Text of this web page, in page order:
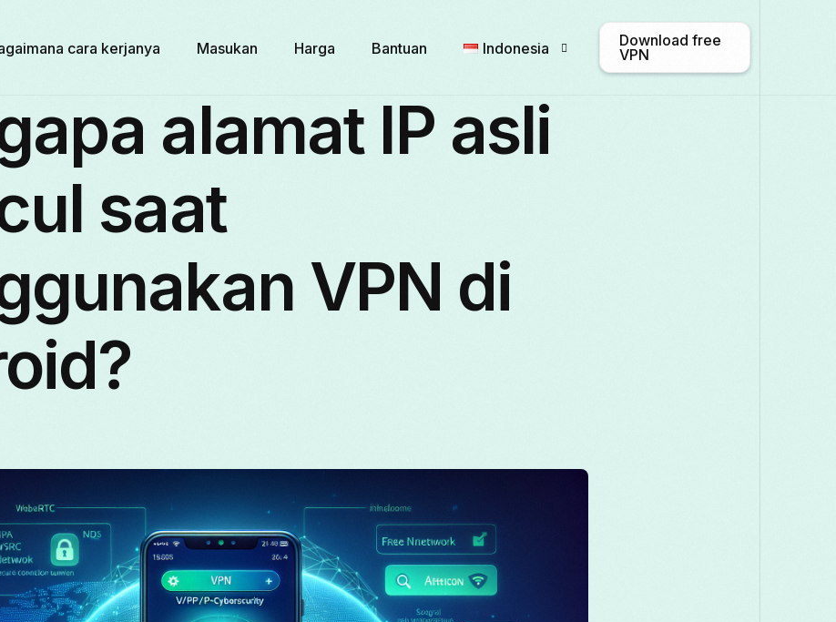
cara kerjanya Masukan Harga Bantuan Indonesia
Français
Română
తెలుగు
Download free
VPN
alamat IP asli
saat
VPN di